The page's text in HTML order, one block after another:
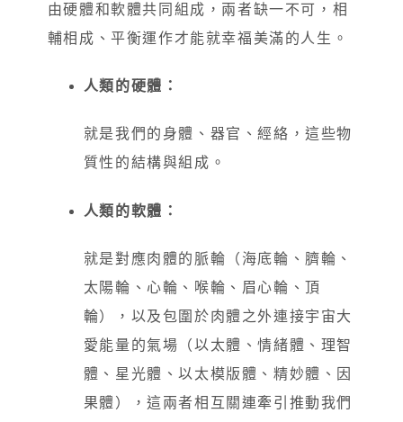
由硬體和軟體共同組成，兩者缺一不可，相
輔相成、平衡運作才能就幸福美滿的人生。
人類的硬體：
就是我們的身體、器官、經絡，這些物
質性的結構與組成。
人類的軟體：
就是對應肉體的脈輪（海底輪、臍輪、
太陽輪、心輪、喉輪、眉心輪、頂
輪），以及包圍於肉體之外連接宇宙大
愛能量的氣場（以太體、情緒體、理智
體、星光體、以太模版體、精妙體、因
果體），這兩者相互關連牽引推動我們